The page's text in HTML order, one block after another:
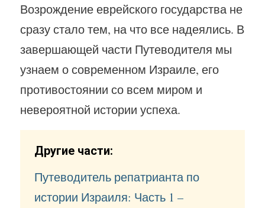
Возрождение еврейского государства не
сразу стало тем, на что все надеялись. В
завершающей части Путеводителя мы
узнаем о современном Израиле, его
противостоянии со всем миром и
невероятной истории успеха.
Другие части:
Путеводитель репатрианта по
истории Израиля: Часть 1 –